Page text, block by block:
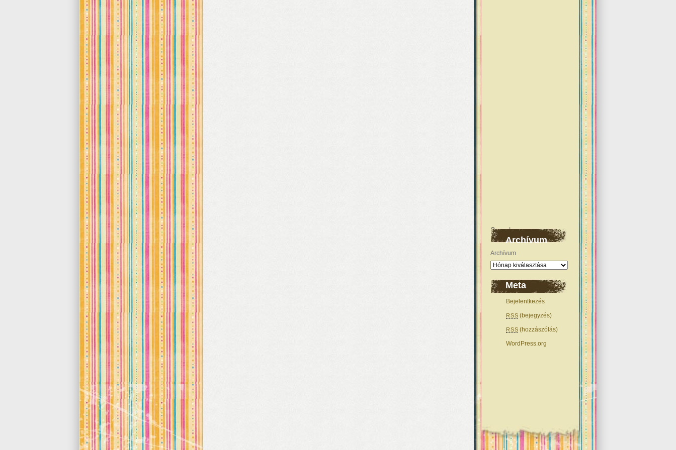
Archívum
Archívum
Meta
Bejelentkezés
RSS (bejegyzés)
RSS (hozzászólás)
WordPress.org